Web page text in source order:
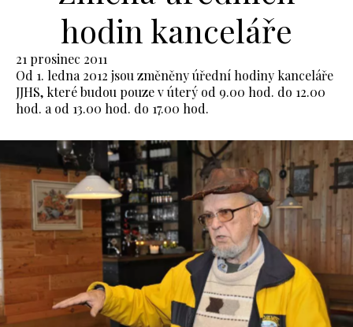
hodin kanceláře
21 prosinec 2011
Od 1. ledna 2012 jsou změněny úřední hodiny kanceláře
JJHS, které budou pouze v úterý od 9.00 hod. do 12.00
hod. a od 13.00 hod. do 17.00 hod.